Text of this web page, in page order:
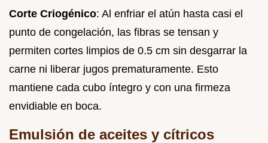
Corte Criogénico: Al enfriar el atún hasta casi el
punto de congelación, las fibras se tensan y
permiten cortes limpios de 0.5 cm sin desgarrar la
carne ni liberar jugos prematuramente. Esto
mantiene cada cubo íntegro y con una firmeza
envidiable en boca.
Emulsión de aceites y cítricos